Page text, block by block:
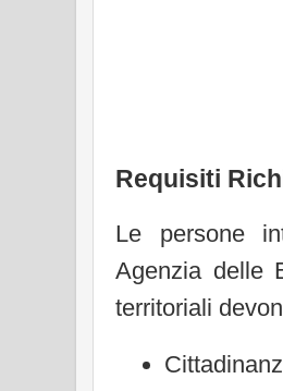
Requisiti
Le persone
Agenzia delle
territoriali